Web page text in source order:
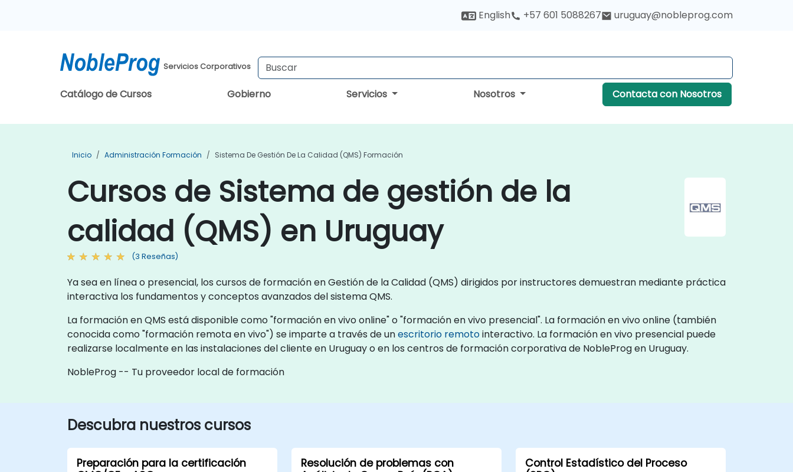
English +57 601 5088267 uruguay@nobleprog.com
Servicios Corporativos
Catálogo de Cursos Gobierno Servicios Nosotros Contacta con Nosotros
Inicio Administración Formación Sistema De Gestión De La Calidad (QMS) Formación
Cursos de Sistema de gestión de la
calidad (QMS) en Uruguay
(3 Reseñas)
Ya sea en línea o presencial, los cursos de formación en Gestión de la Calidad (QMS) dirigidos por instructores demuestran mediante práctica
interactiva los fundamentos y conceptos avanzados del sistema QMS.
La formación en QMS está disponible como "formación en vivo online" o "formación en vivo presencial". La formación en vivo online (también
conocida como "formación remota en vivo") se imparte a través de unescritorio remotointeractivo. La formación en vivo presencial puede
realizarse localmente en las instalaciones del cliente en Uruguay o en los centros de formación corporativa de NobleProg en Uruguay.
NobleProg -- Tu proveedor local de formación
Descubra nuestros cursos
Preparación para la certificación
Resolución de problemas con
Control Estadístico del Proceso